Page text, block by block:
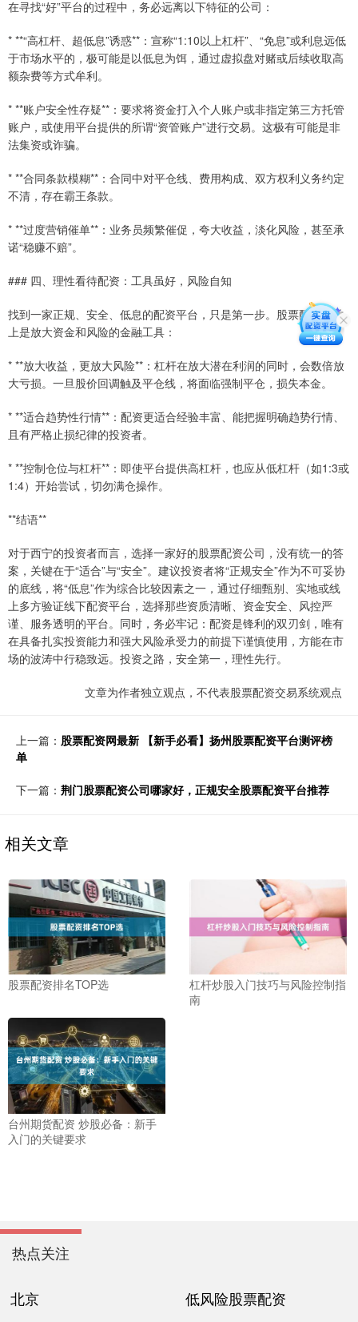
在寻找“好”平台的过程中，务必远离以下特征的公司：
* **“高杠杆、超低息”诱惑**：宣称“1:10以上杠杆”、“免息”或利息远低
于市场水平的，极可能是以低息为饵，通过虚拟盘对赌或后续收取高
额杂费等方式牟利。
* **账户安全性存疑**：要求将资金打入个人账户或非指定第三方托管
账户，或使用平台提供的所谓“资管账户”进行交易。这极有可能是非
法集资或诈骗。
* **合同条款模糊**：合同中对平仓线、费用构成、双方权利义务约定
不清，存在霸王条款。
* **过度营销催单**：业务员频繁催促，夸大收益，淡化风险，甚至承
诺“稳赚不赔”。
### 四、理性看待配资：工具虽好，风险自知
找到一家正规、安全、低息的配资平台，只是第一步。股票配资本质
上是放大资金和风险的金融工具：
* **放大收益，更放大风险**：杠杆在放大潜在利润的同时，会数倍放
大亏损。一旦股价回调触及平仓线，将面临强制平仓，损失本金。
* **适合趋势性行情**：配资更适合经验丰富、能把握明确趋势行情、
且有严格止损纪律的投资者。
* **控制仓位与杠杆**：即使平台提供高杠杆，也应从低杠杆（如1:3或
1:4）开始尝试，切勿满仓操作。
**结语**
对于西宁的投资者而言，选择一家好的股票配资公司，没有统一的答
案，关键在于“适合”与“安全”。建议投资者将“正规安全”作为不可妥协
的底线，将“低息”作为综合比较因素之一，通过仔细甄别、实地或线
上多方验证线下配资平台，选择那些资质清晰、资金安全、风控严
谨、服务透明的平台。同时，务必牢记：配资是锋利的双刃剑，唯有
在具备扎实投资能力和强大风险承受力的前提下谨慎使用，方能在市
场的波涛中行稳致远。投资之路，安全第一，理性先行。
文章为作者独立观点，不代表股票配资交易系统观点
上一篇： 股票配资网最新 【新手必看】扬州股票配资平台测评榜
单
下一篇： 荆门股票配资公司哪家好，正规安全股票配资平台推荐
相关文章
股票配资排名TOP选
杠杆炒股入门技巧与风险控制指
南
台州期货配资 炒股必备：新手
入门的关键要求
热点关注
北京 低风险股票配资